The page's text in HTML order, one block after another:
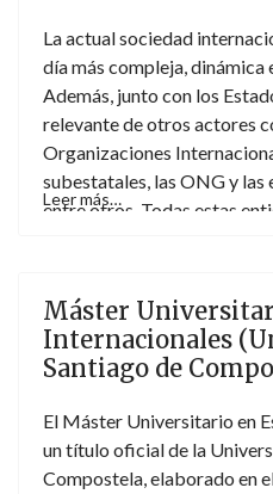
La actual sociedad
día más compleja, dinámica
Además, junto con los
relevante de otros actores
Organizaciones
subestatales, las ONG y las
entre otros. Todas estas
capacidades de
Leer más…
Máster
Internacionales
Santiago de
El Máster Universitario en
un título oficial de la
Compostela, elaborado en